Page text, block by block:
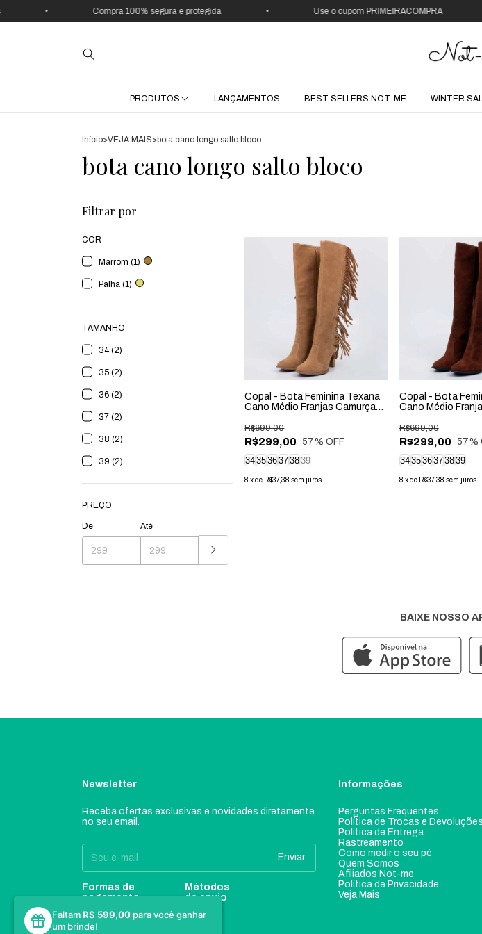
FaltamR$ 599,00 para você ganhar
um brinde!
Compra 100% segura e protegida Use o cupom PRIMEIRACOMPRA
PRODUTOS LANÇAMENTOS BEST SELLERS NOT-ME WINTER
Início>VEJA MAIS>bota cano longo salto bloco
bota cano longo salto bloco
Filtrar por
COR
Marrom (1)
Palha (1)
TAMANHO
34 (2)
35 (2)
36 (2)
37 (2)
38 (2)
39 (2)
PREÇO
De Até
Copal - Bota Feminina Texana
Cano Médio Franjas Camurça
R$299,00
R$699,00
57% OFF
343536373839
8 xde R$37,38 sem juros
Copal - Bota
Cano Médio
R$299,00
R$699,00
57%
343536373839
8 xde R$37,38 sem juros
BAIXE NOSSO
Newsletter
Receba ofertas exclusivas e novidades diretamente
no seu email.
Informações
Perguntas Frequentes
Política de Trocas e Devoluções
Política de Entrega
Rastreamento
Como medir o seu pé
Quem Somos
Afiliados Not-me
Política de Privacidade
Veja Mais
Formas de
pagamento
Métodos
de envio